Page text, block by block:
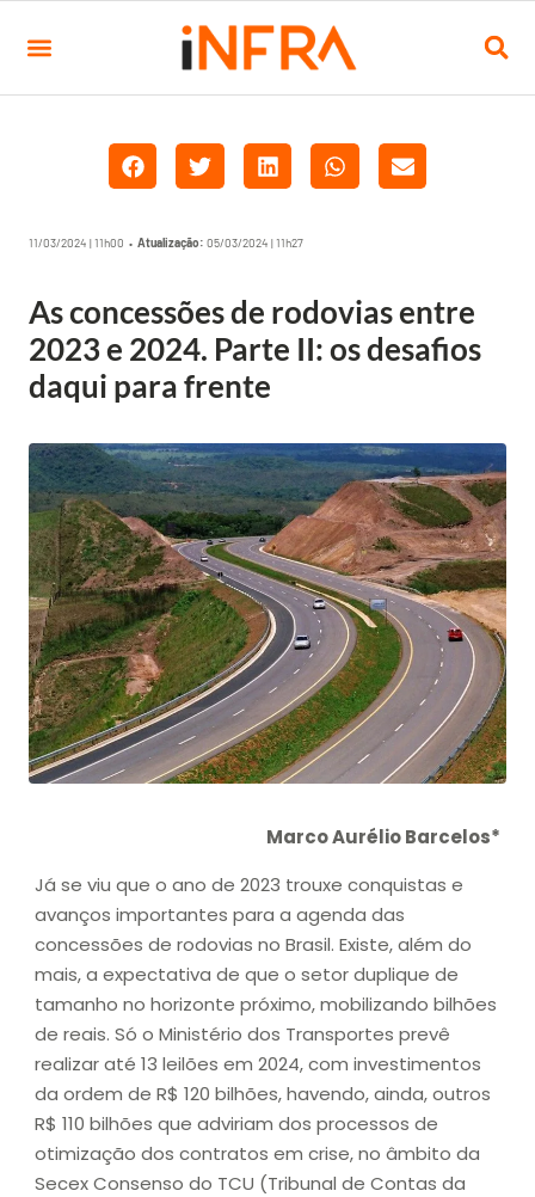
11/03/2024 | 11h00 • Atualização: 05/03/2024 | 11h27
As concessões de rodovias entre
2023 e 2024. Parte II: os desafios
daqui para frente
Marco Aurélio Barcelos*
Já se viu que o ano de 2023 trouxe conquistas e
avanços importantes para a agenda das
concessões de rodovias no Brasil. Existe, além do
mais, a expectativa de que o setor duplique de
tamanho no horizonte próximo, mobilizando bilhões
de reais. Só o Ministério dos Transportes prevê
realizar até 13 leilões em 2024, com investimentos
da ordem de R$ 120 bilhões, havendo, ainda, outros
R$ 110 bilhões que adviriam dos processos de
otimização dos contratos em crise, no âmbito da
Secex Consenso do TCU (Tribunal de Contas da